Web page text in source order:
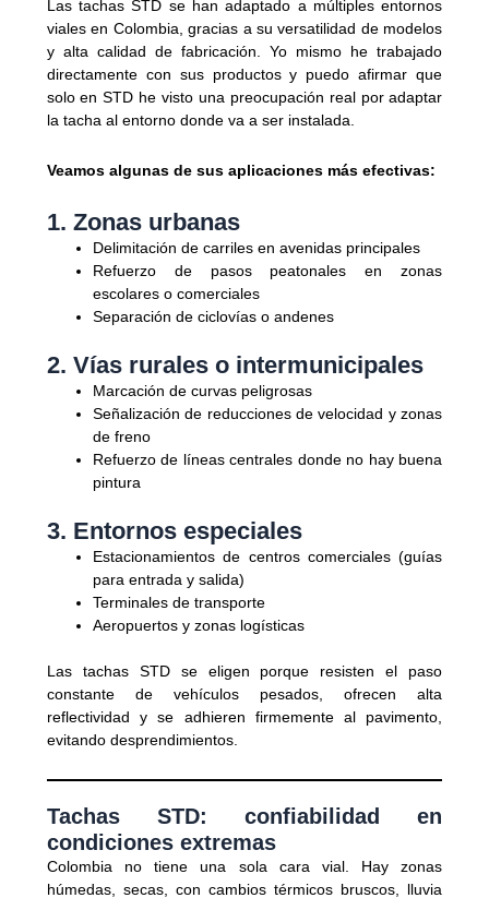
Las tachas STD se han adaptado a múltiples entornos
viales en Colombia, gracias a su versatilidad de modelos
y alta calidad de fabricación. Yo mismo he trabajado
directamente con sus productos y puedo afirmar que
solo en STD he visto una preocupación real por adaptar
la tacha al entorno donde va a ser instalada.
Veamos algunas de sus aplicaciones más efectivas:
1. Zonas urbanas
Delimitación de carriles en avenidas principales
Refuerzo de pasos peatonales en zonas
escolares o comerciales
Separación de ciclovías o andenes
2. Vías rurales o intermunicipales
Marcación de curvas peligrosas
Señalización de reducciones de velocidad y zonas
de freno
Refuerzo de líneas centrales donde no hay buena
pintura
3. Entornos especiales
Estacionamientos de centros comerciales (guías
para entrada y salida)
Terminales de transporte
Aeropuertos y zonas logísticas
Las tachas STD se eligen porque resisten el paso
constante de vehículos pesados, ofrecen alta
reflectividad y se adhieren firmemente al pavimento,
evitando desprendimientos.
Tachas STD: confiabilidad en
condiciones extremas
Colombia no tiene una sola cara vial. Hay zonas
húmedas, secas, con cambios térmicos bruscos, lluvia